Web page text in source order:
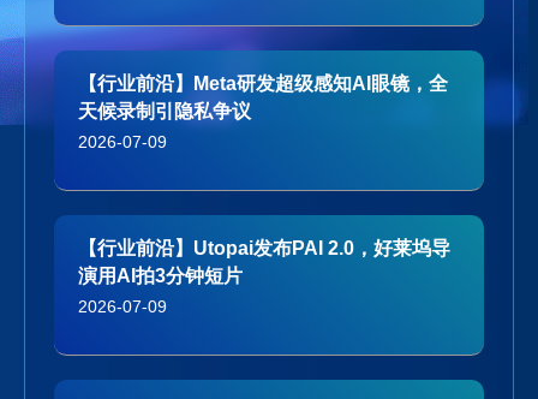
【行业前沿】Meta研发超级感知AI眼镜，全
天候录制引隐私争议
2026-07-09
【行业前沿】Utopai发布PAI 2.0，好莱坞导
演用AI拍3分钟短片
2026-07-09